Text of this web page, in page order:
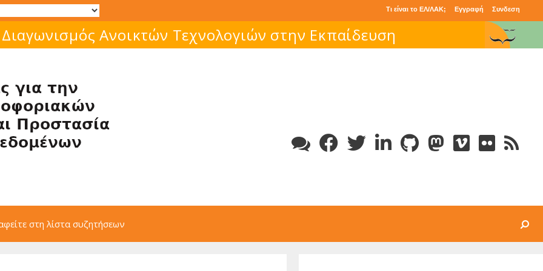
Τι είναι το ΕΛ/ΛΑΚ; Εγγραφή Συνδεση
Ανοικτών Τεχνολογιών στην Εκπαίδευση
στη λίστα συζητήσεων Search